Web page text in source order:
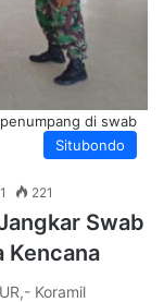
Situbondo
di swab
221
Swab
Kencana
Koramil